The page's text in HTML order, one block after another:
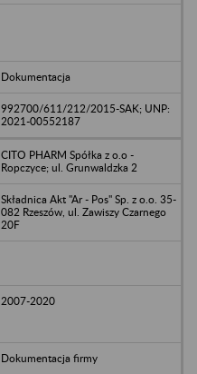
Dokumentacja
992700/611/212/2015-SAK; UNP:
2021-00552187
CITO PHARM Spółka z o.o -
Ropczyce; ul. Grunwaldzka 2
Składnica Akt "Ar - Pos" Sp. z o.o. 35-
082 Rzeszów, ul. Zawiszy Czarnego
20F
2007-2020
Dokumentacja firmy